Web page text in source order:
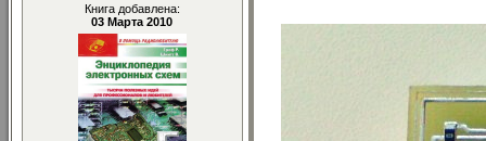
Книга добавлена:
03 Марта 2010